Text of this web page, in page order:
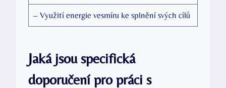
– Využití energie⁢ vesmíru ke splnění svých cílů
Jaká jsou specifická‌
doporučenípro práci s